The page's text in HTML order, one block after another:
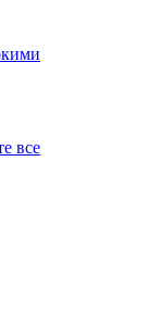
все